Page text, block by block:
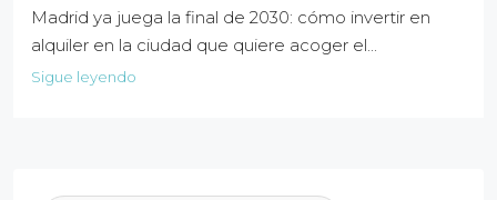
Madrid ya juega la final de 2030: cómo invertir en
alquiler en la ciudad que quiere acoger el...
Sigue leyendo